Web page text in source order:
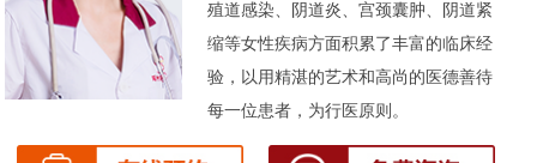
殖道感染、阴道炎、宫颈囊肿、阴道紧
缩等女性疾病方面积累了丰富的临床经
验，以用精湛的艺术和高尚的医德善待
每一位患者，为行医原则。